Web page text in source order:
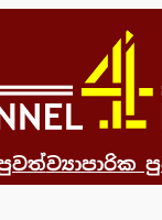
ව්‍යාපාරික